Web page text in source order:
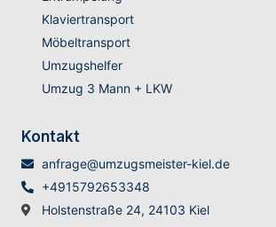
Klaviertransport
Möbeltransport
Umzugshelfer
Umzug 3 Mann + LKW
Kontakt
anfrage@umzugsmeister-kiel.de
+4915792653348
Holstenstraße 24, 24103 Kiel